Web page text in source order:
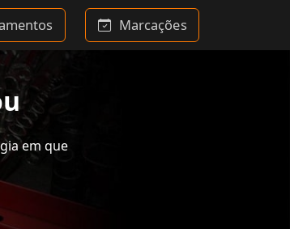
Marcações
em que